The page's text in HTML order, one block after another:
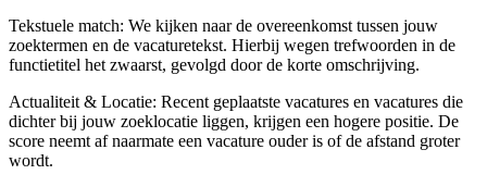
Tekstuele match: We kijken naar de overeenkomst tussen jouw
zoektermen en de vacaturetekst. Hierbij wegen trefwoorden in de
functietitel het zwaarst, gevolgd door de korte omschrijving.
Actualiteit & Locatie: Recent geplaatste vacatures en vacatures die
dichter bij jouw zoeklocatie liggen, krijgen een hogere positie. De
score neemt af naarmate een vacature ouder is of de afstand groter
wordt.